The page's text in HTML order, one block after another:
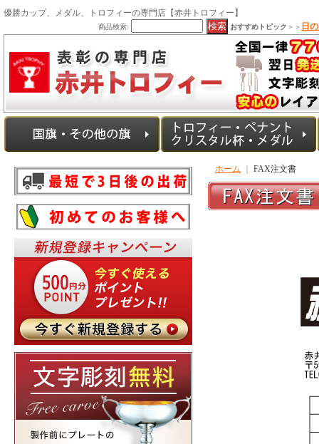
優勝カップ、メダル、トロフィーの専門店【赤井トロフィー】
商品検索: おすすめトピック ＞＞ 日
ホーム FAX注文書